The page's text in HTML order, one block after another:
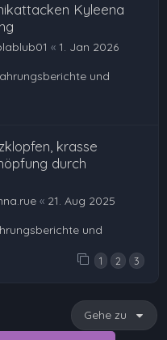
Kyleena
« 1. Jan 2026
und
krasse
durch
« 21. Aug 2025
und
1 2 3
Gehe zu